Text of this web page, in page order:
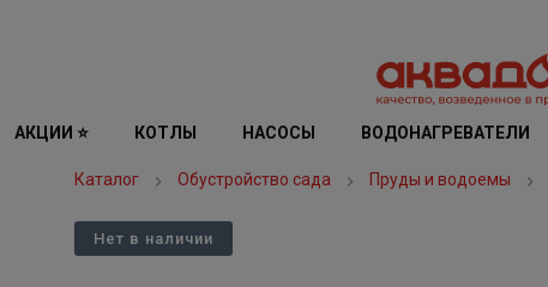
АКЦИИ ⭐ КОТЛЫ НАСОСЫ ВОДОНАГРЕВАТЕЛИ
Каталог Обустройство сада Пруды и водоемы
Нет в наличии